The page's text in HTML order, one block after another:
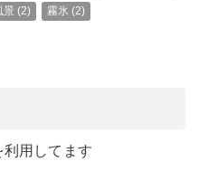
景 (2) 霧氷 (2)
利用してます